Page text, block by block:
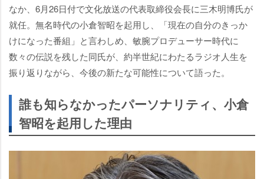
なか、6月26日付で文化放送の代表取締役会長に三木明博氏が
就任。無名時代の小倉智昭を起用し、「現在の自分のきっか
けになった番組」と言わしめ、敏腕プロデューサー時代に
数々の伝説を残した同氏が、約半世紀にわたるラジオ人生を
振り返りながら、今後の新たな可能性について語った。
誰も知らなかったパーソナリティ、小倉
智昭を起用した理由